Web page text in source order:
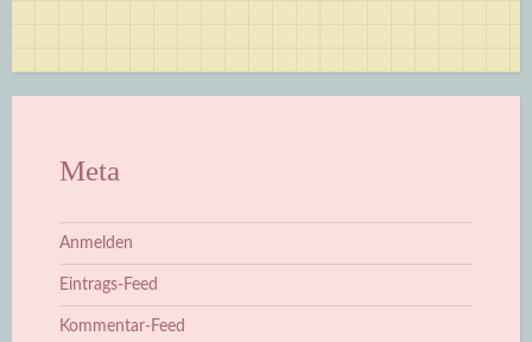
Meta
Anmelden
Eintrags-Feed
Kommentar-Feed